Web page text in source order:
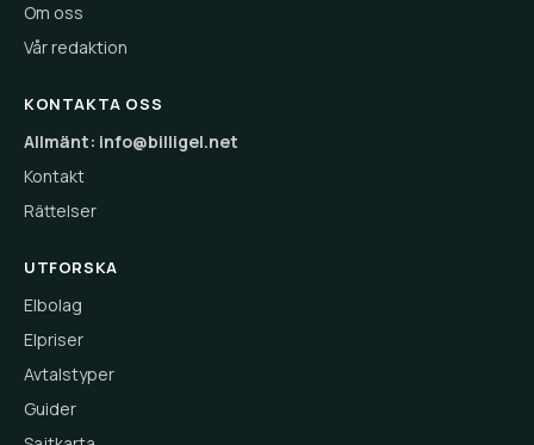
Om oss
Vår redaktion
KONTAKTA OSS
Allmänt: info@billigel.net
Kontakt
Rättelser
UTFORSKA
Elbolag
Elpriser
Avtalstyper
Guider